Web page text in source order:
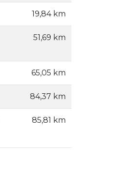
19,84 km
51,69 km
65,05 km
84,37 km
85,81 km